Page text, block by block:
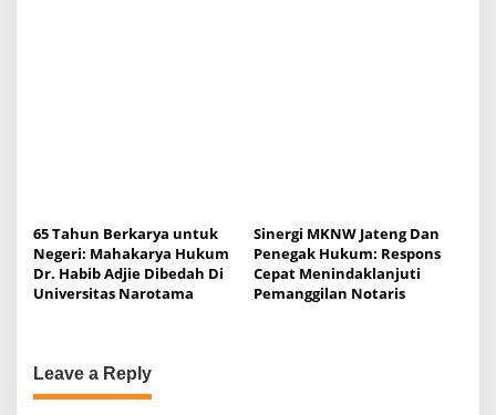
65 Tahun Berkarya untuk
Negeri: Mahakarya Hukum
Dr. Habib Adjie Dibedah Di
Universitas Narotama
Sinergi MKNW Jateng Dan
Penegak Hukum: Respons
Cepat Menindaklanjuti
Pemanggilan Notaris
Leave a Reply